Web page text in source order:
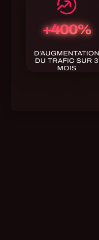
+400%
D’AUGMENTATION
DU TRAFIC SUR 3
MOIS